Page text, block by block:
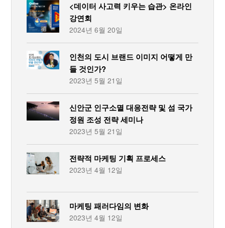
<데이터 사고력 키우는 습관> 온라인
강연회
2024년 6월 20일
인천의 도시 브랜드 이미지 어떻게 만
들 것인가?
2023년 5월 21일
신안군 인구소멸 대응전략 및 섬 국가
정원 조성 전략 세미나
2023년 5월 21일
전략적 마케팅 기획 프로세스
2023년 4월 12일
마케팅 패러다임의 변화
2023년 4월 12일